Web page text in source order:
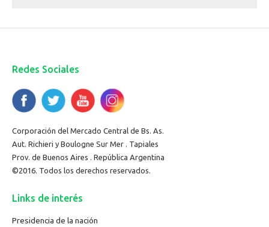
Redes Sociales
Corporación del Mercado Central de Bs. As.
Aut. Richieri y Boulogne Sur Mer . Tapiales
Prov. de Buenos Aires . República Argentina
©2016. Todos los derechos reservados.
Links de interés
Presidencia de la nación